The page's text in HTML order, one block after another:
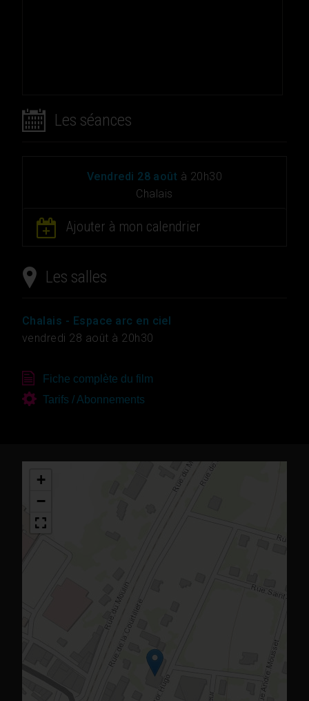
Les séances
vendredi 28 août à 20h30
Chalais
Ajouter à mon calendrier
Les salles
Chalais - Espace arc en ciel
vendredi 28 août à 20h30
Fiche complète du film
Tarifs / Abonnements
+
−